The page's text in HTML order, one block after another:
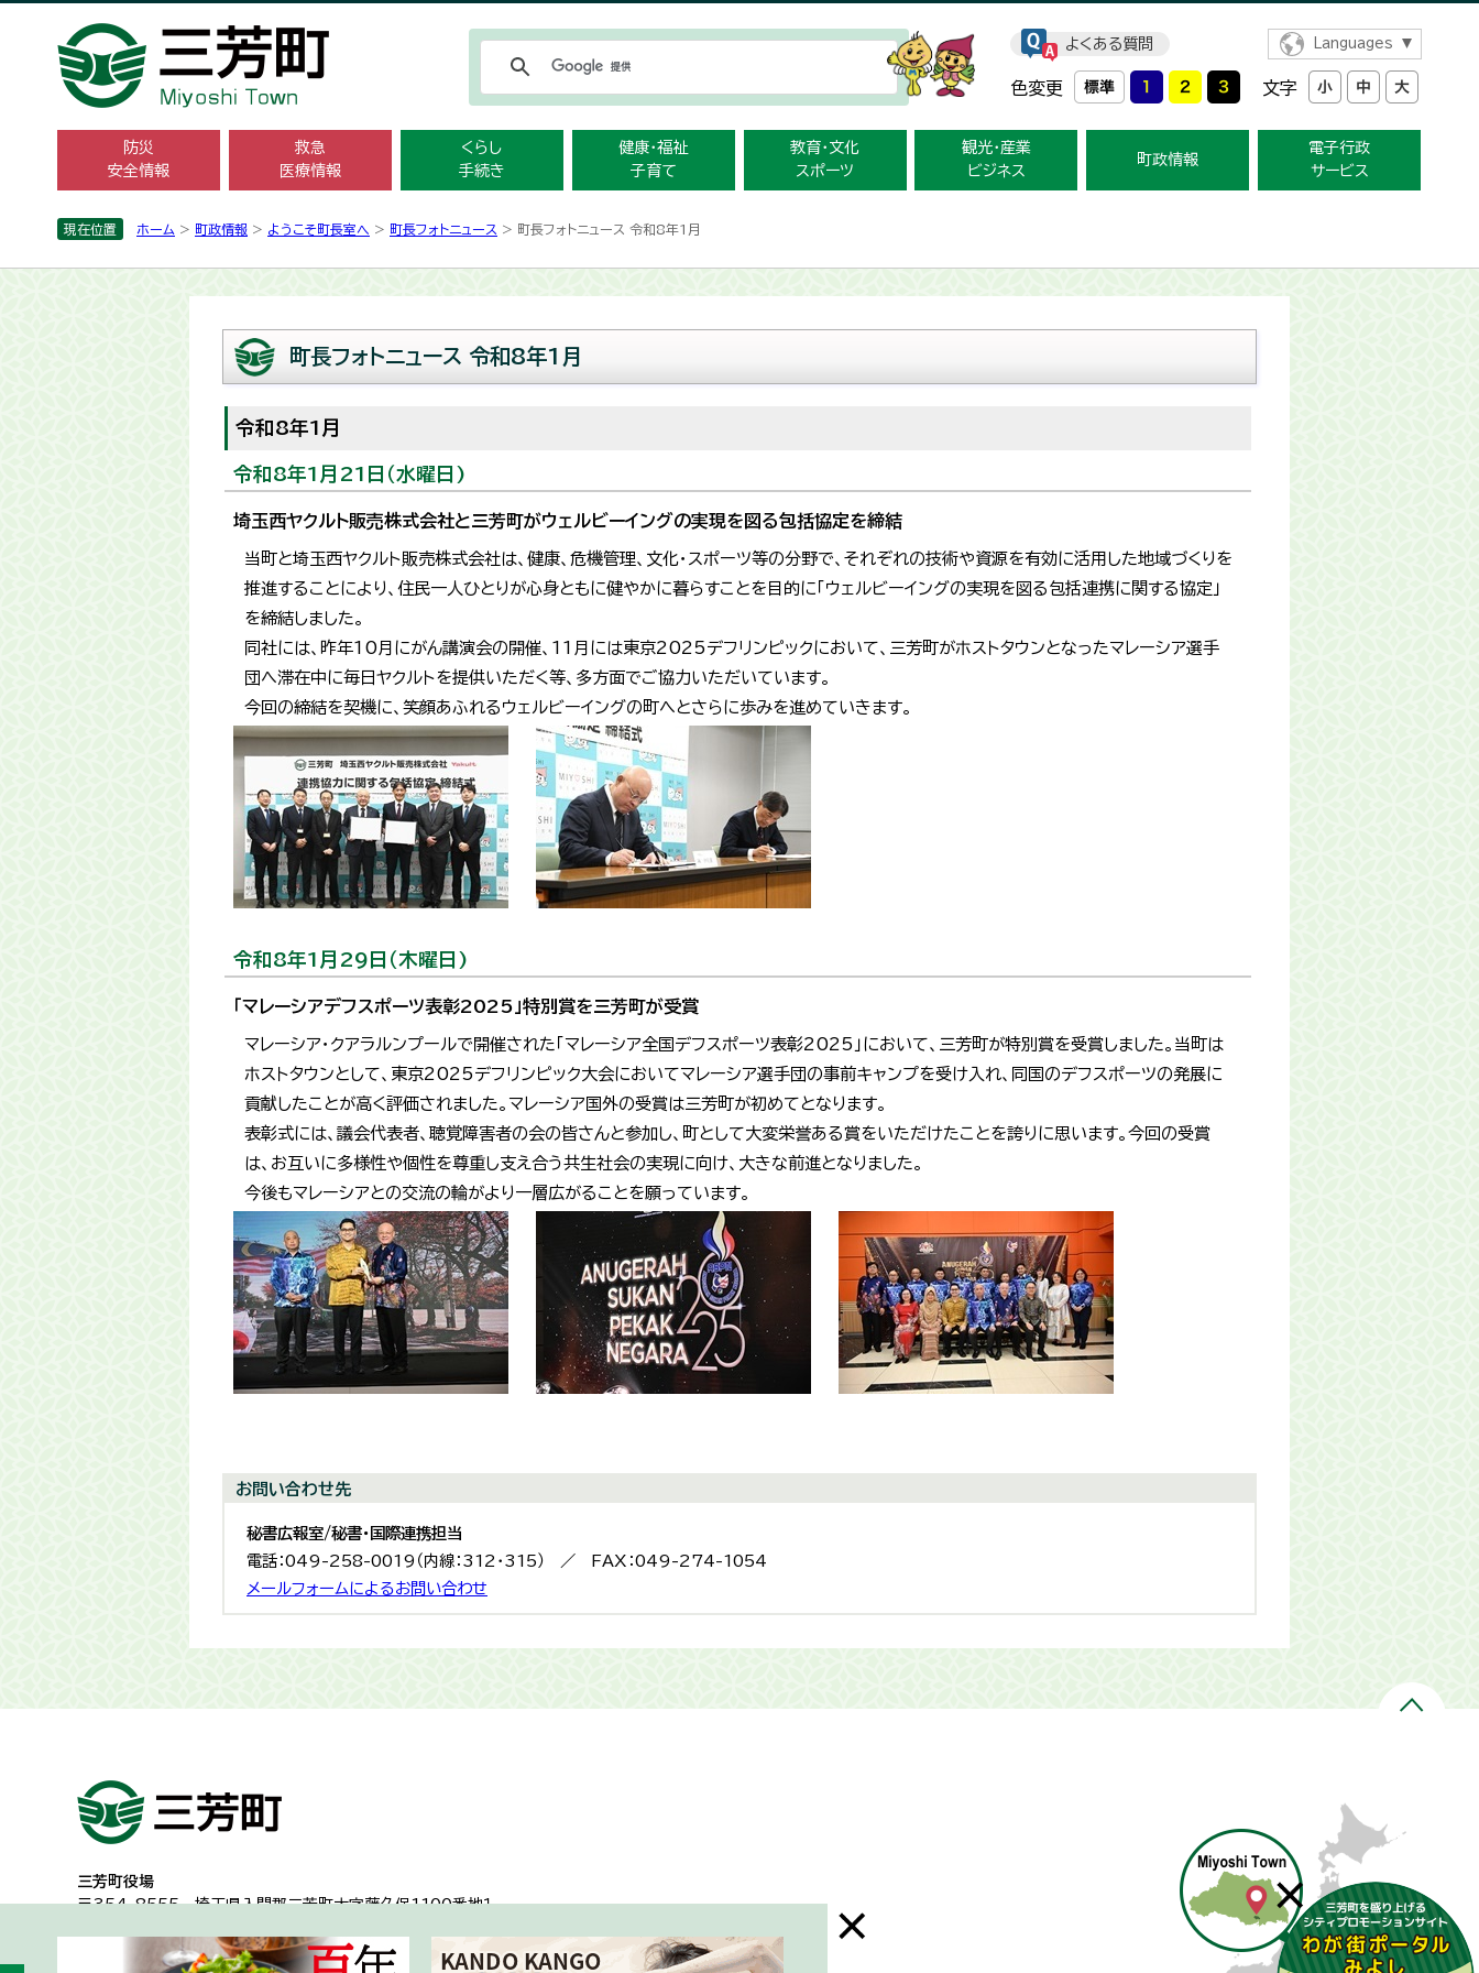
よくある質問 Languages
色変更 文字
防災
安全情報
救急
医療情報
くらし
手続き
健康・福祉
子育て
教育・文化
スポーツ
観光・産業
ビジネス
町政情報
電子行政
サービス
現在位置 ホーム > 町政情報 > ようこそ町長室へ > 町長フォトニュース > 町長フォトニュース 令和8年1月
町長フォトニュース 令和8年1月
令和8年1月
令和8年1月21日（水曜日)
埼玉西ヤクルト販売株式会社と三芳町がウェルビーイングの実現を図る包括協定を締結
当町と埼玉西ヤクルト販売株式会社は、健康、危機管理、文化・スポーツ等の分野で、それぞれの技術や資源を有効に活用した地域づくりを
推進することにより、住民一人ひとりが心身ともに健やかに暮らすことを目的に「ウェルビーイングの実現を図る包括連携に関する協定」
を締結しました。
同社には、昨年10月にがん講演会の開催、11月には東京2025デフリンピックにおいて、三芳町がホストタウンとなったマレーシア選手
団へ滞在中に毎日ヤクルトを提供いただく等、多方面でご協力いただいています。
今回の締結を契機に、笑顔あふれるウェルビーイングの町へとさらに歩みを進めていきます。
令和8年1月29日（木曜日)
「マレーシアデフスポーツ表彰2025」特別賞を三芳町が受賞
マレーシア・クアラルンプールで開催された「マレーシア全国デフスポーツ表彰2025」において、三芳町が特別賞を受賞しました。当町は
ホストタウンとして、東京2025デフリンピック大会においてマレーシア選手団の事前キャンプを受け入れ、同国のデフスポーツの発展に
貢献したことが高く評価されました。マレーシア国外の受賞は三芳町が初めてとなります。
表彰式には、議会代表者、聴覚障害者の会の皆さんと参加し、町として大変栄誉ある賞をいただけたことを誇りに思います。今回の受賞
は、お互いに多様性や個性を尊重し支え合う共生社会の実現に向け、大きな前進となりました。
今後もマレーシアとの交流の輪がより一層広がることを願っています。
お問い合わせ先
秘書広報室/秘書・国際連携担当
電話：049-258-0019（内線：312・315） ／ FAX：049-274-1054
メールフォームによるお問い合わせ
三芳町役場
〒354-8555埼玉県入間郡三芳町大字藤久保1100番地１
一般的な業務時間8時30分から17時15分（土日祝日及び年末年始はお休み）